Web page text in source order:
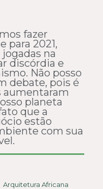
fazer
para 2021,
na
discórdia e
Não posso
debate, pois é
aumentaram
planeta
que a
estão
com sua
Arquitetura Africana